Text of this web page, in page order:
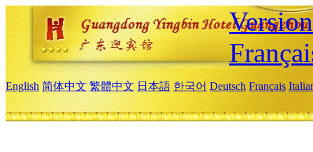
English 简体中文 繁體中文 日本語 한국어 Deutsch Français